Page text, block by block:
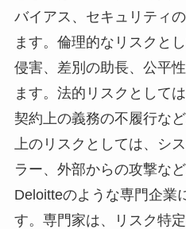
バイアス、セキュリティ
ます。倫理的なリスクと
侵害、差別の助長、公平
ます。法的リスクとして
契約上の義務の不履行な
上のリスクとしては、シ
ラー、外部からの攻撃な
Deloitteのような専門企業
す。専門家は、リスク特